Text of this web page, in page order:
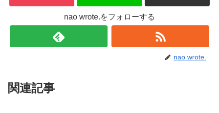
nao wrote.をフォローする
nao wrote.
関連記事